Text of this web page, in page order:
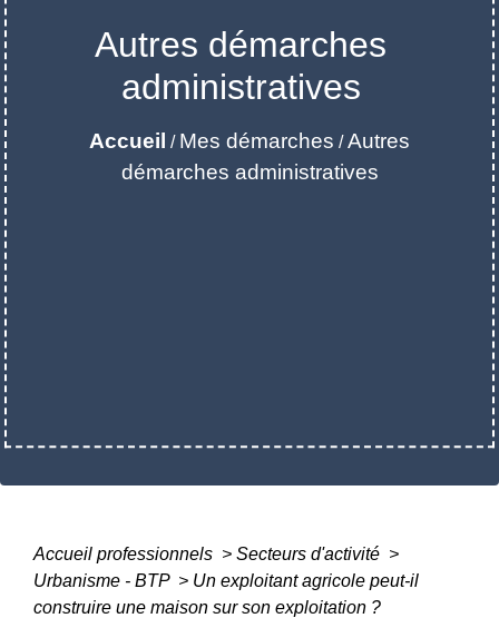
Autres démarches
administratives
Accueil / Mes démarches /Autres
démarches administratives
Accueil professionnels > Secteurs d'activité >
Urbanisme - BTP > Un exploitant agricole peut-il
construire une maison sur son exploitation ?